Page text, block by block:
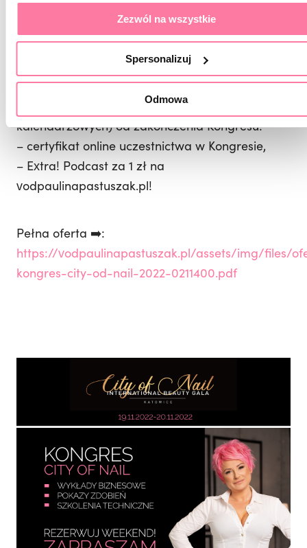
Zezwól na wszystkie
Spersonalizuj
Odmowa
– dostęp do zamkniętej grupy na platformie
Facebook, na której Kongres będzie
transmitowany na żywo, materiał video będzie
zapisany na grupie przez miesiąc, będziesz
mogła wrócić do wykładów i odtworzyć
zapisany materiał w ciągu miesiąca (30 dni
kalendarzowych) od zakończenia Kongresu!
– certyfikat online uczestnictwa w Kongresie,
– Extra! Podcast za 1 zł na
vodpaulinapastuszak.pl!
Pełna oferta ➡️:
https://vodpaulinapastuszak.pl/assets/img/files/
kongres-city-od-nail-2022-0211400.pdf